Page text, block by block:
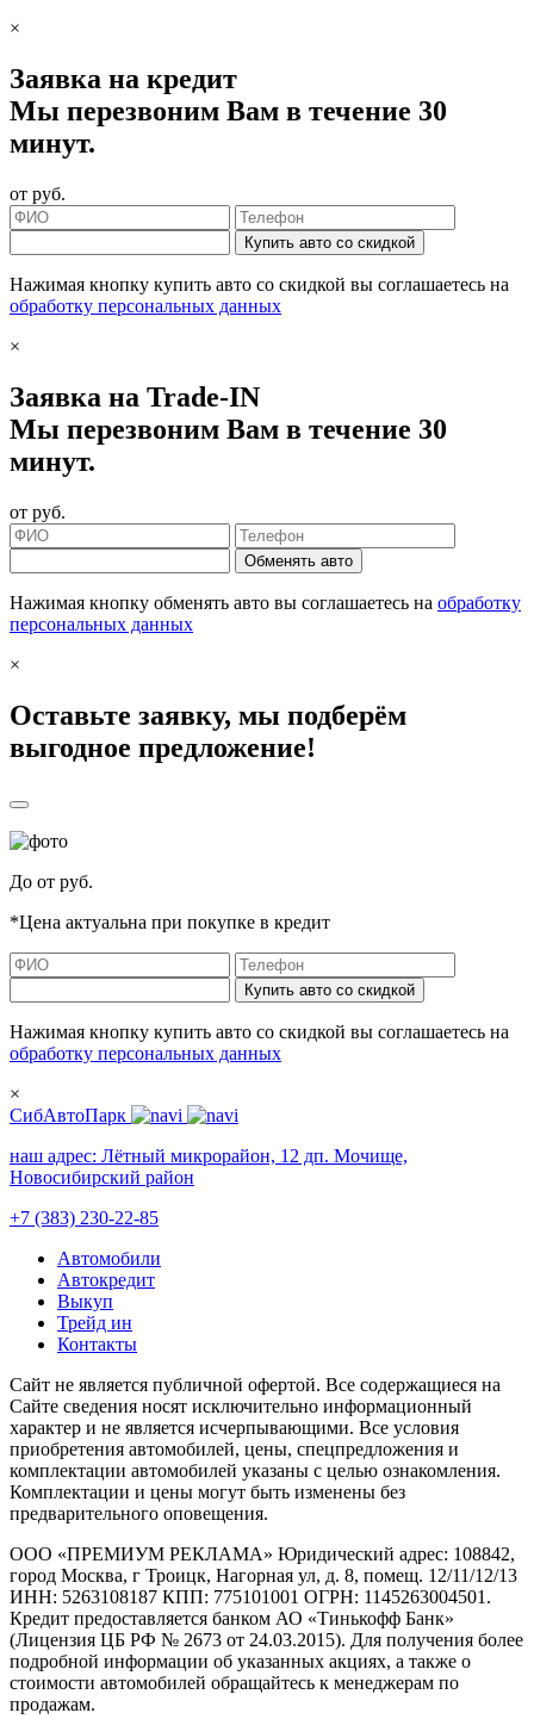
×
Заявка на кредит
Мы перезвоним Вам в течение 30
минут.
от руб.
Купить авто со скидкой
Нажимая кнопку купить авто со скидкой вы соглашаетесь на
обработку персональных данных
×
Заявка на Trade-IN
Мы перезвоним Вам в течение 30
минут.
от руб.
Обменять авто
Нажимая кнопку обменять авто вы соглашаетесь на обработку
персональных данных
×
Оставьте заявку, мы подберём
выгодное предложение!
До от руб.
*Цена актуальна при покупке в кредит
Купить авто со скидкой
Нажимая кнопку купить авто со скидкой вы соглашаетесь на
обработку персональных данных
×
СибАвтоПарк
наш адрес: Лётный микрорайон, 12 дп. Мочище,
Новосибирский район
+7 (383) 230-22-85
Автомобили
Автокредит
Выкуп
Трейд ин
Контакты
Cайт не является публичной офертой. Все содержащиеся на
Сайте сведения носят исключительно информационный
характер и не является исчерпывающими. Все условия
приобретения автомобилей, цены, спецпредложения и
комплектации автомобилей указаны с целью ознакомления.
Комплектации и цены могут быть изменены без
предварительного оповещения.
ООО «ПРЕМИУМ РЕКЛАМА» Юридический адрес: 108842,
город Москва, г Троицк, Нагорная ул, д. 8, помещ. 12/11/12/13
ИНН: 5263108187 КПП: 775101001 ОГРН: 1145263004501.
Кредит предоставляется банком АО «Тинькофф Банк»
(Лицензия ЦБ РФ № 2673 от 24.03.2015). Для получения более
подробной информации об указанных акциях, а также о
стоимости автомобилей обращайтесь к менеджерам по
продажам.